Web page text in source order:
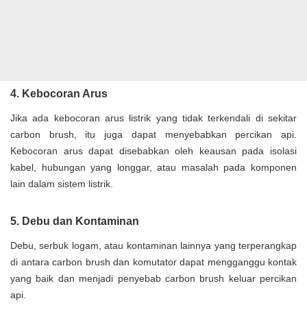
4. Kebocoran Arus
Jika ada kebocoran arus listrik yang tidak terkendali di sekitar
carbon brush, itu juga dapat menyebabkan percikan api.
Kebocoran arus dapat disebabkan oleh keausan pada isolasi
kabel, hubungan yang longgar, atau masalah pada komponen
lain dalam sistem listrik.
5. Debu dan Kontaminan
Debu, serbuk logam, atau kontaminan lainnya yang terperangkap
di antara carbon brush dan komutator dapat mengganggu kontak
yang baik dan menjadi penyebab carbon brush keluar percikan
api.